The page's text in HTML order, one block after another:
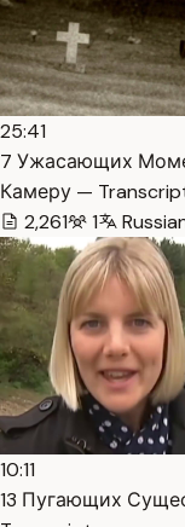
25:41
7 Ужасающих
Камеру —
2,261
1
10:11
13 Пугающих